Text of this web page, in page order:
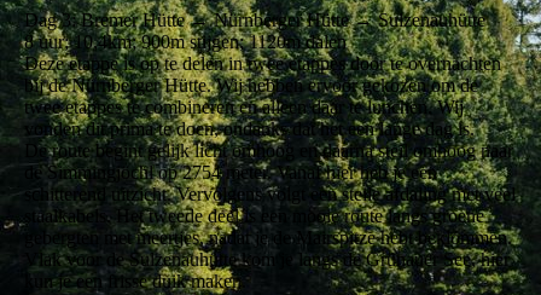
Dag 3: Bremer Hütte → Nürnberger Hütte → Sulzenauhütte
8 uur; 10,4km; 900m stijgen; 1120m dalen
Deze etappe is op te delen in twee etappes door te overnachten
bij de Nürnberger Hütte. Wij hebben ervoor gekozen om de
twee etappes te combineren en alleen daar te lunchen. Wij
vonden dit prima te doen, ondanks dat het een lange dag is.
De route begint gelijk licht omhoog en daarna steil omhoog naar
de Simmingjöchl op 2754 meter. Vanaf hier heb je een
schitterend uitzicht. Vervolgens volgt een steile afdaling met veel
staalkabels. Het tweede deel is een mooie route langs groene
gebergten met meertjes, nadat je de Mairspitze hebt beklommen.
Vlak voor de Sulzenauhütte kom je langs de Grünauer See, hier
kun je een frisse duik maken.